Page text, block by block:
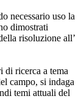
necessario uso la
dimostrati
risoluzione all’
di ricerca a tema
campo, si indaga
temi attuali del